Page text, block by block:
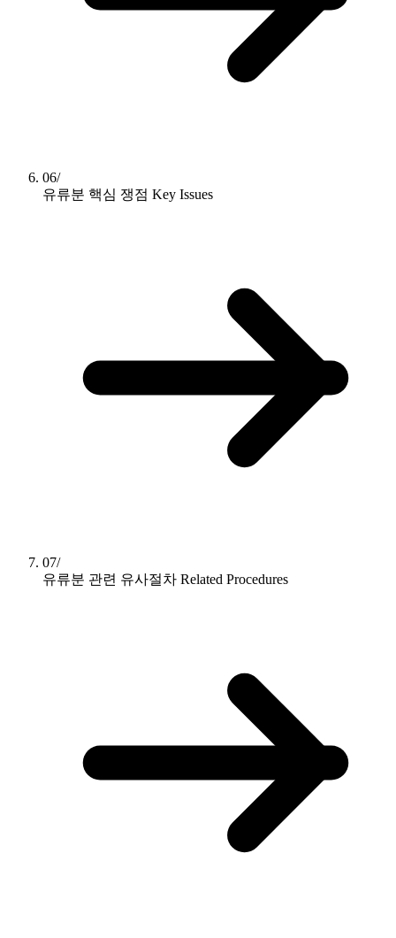
06/
유류분 핵심 쟁점 Key Issues
07/
유류분 관련 유사절차 Related Procedures